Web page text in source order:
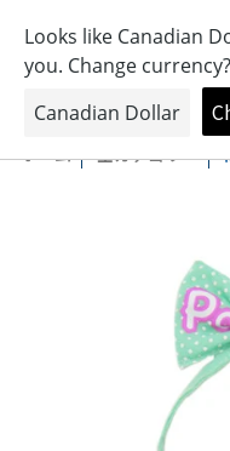
ホーム 全カテゴリー